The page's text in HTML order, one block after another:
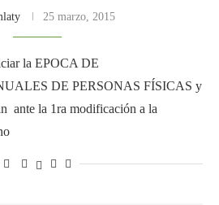
25 marzo, 2015
la EPOCA DE
DE PERSONAS FÍSICAS y
ante la 1ra modificación a la